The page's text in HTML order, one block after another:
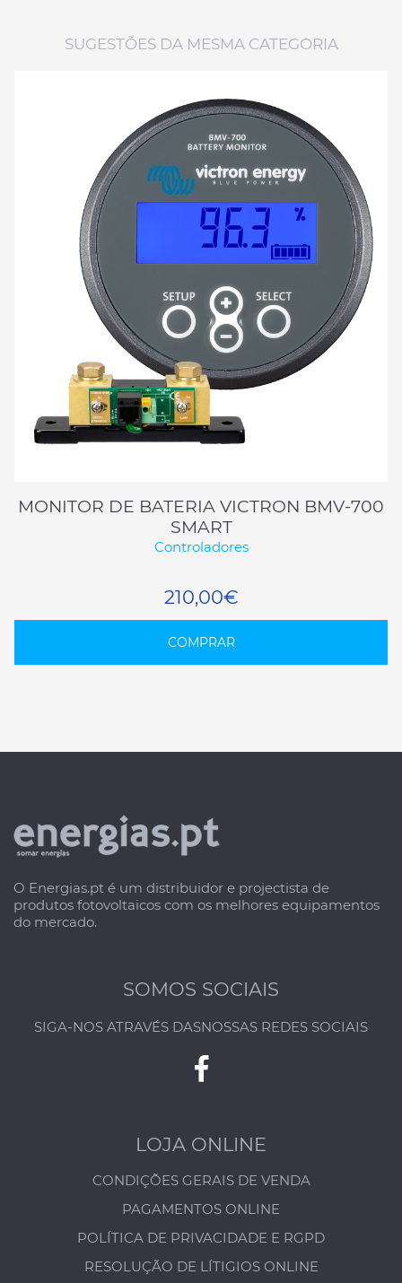
SUGESTÕES DA MESMA CATEGORIA
MONITOR DE BATERIA VICTRON BMV-700
SMART
Controladores
210,00€
COMPRAR
O Energias.pt é um distribuidor e projectista de
produtos fotovoltaicos com os melhores equipamentos
do mercado.
SOMOS SOCIAIS
SIGA-NOS ATRAVÉS DASNOSSAS REDES SOCIAIS
LOJA ONLINE
CONDIÇÕES GERAIS DE VENDA
PAGAMENTOS ONLINE
POLÍTICA DE PRIVACIDADE E RGPD
RESOLUÇÃO DE LÍTIGIOS ONLINE